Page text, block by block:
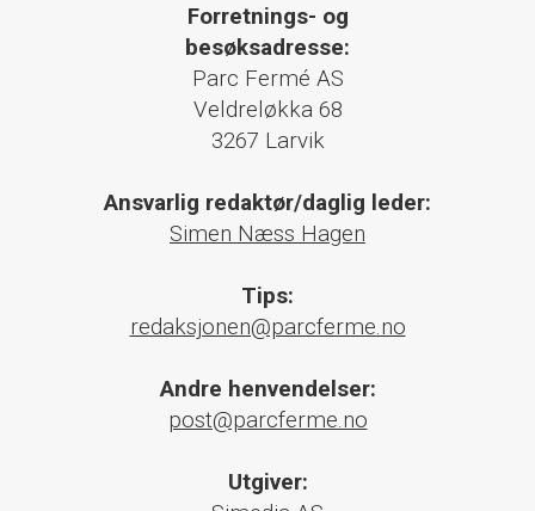
Forretnings- og
besøksadresse:
Parc Fermé AS
Veldreløkka 68
3267 Larvik
Ansvarlig redaktør/daglig leder:
Simen Næss Hagen
Tips:
redaksjonen@parcferme.no
Andre henvendelser:
post@parcferme.no
Utgiver: